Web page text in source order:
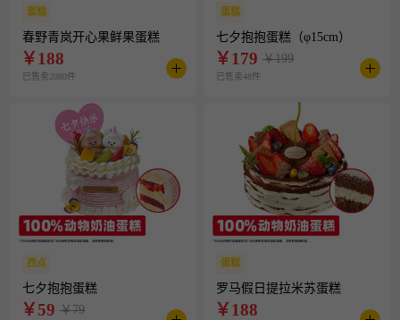
蛋糕
春野青岚开心果鲜果蛋糕
￥188
已售卖2080件
蛋糕
七夕抱抱蛋糕（φ15cm）
￥179 ￥199
已售卖48件
西点
七夕抱抱蛋糕
￥59 ￥79
蛋糕
罗马假日提拉米苏蛋糕
￥188